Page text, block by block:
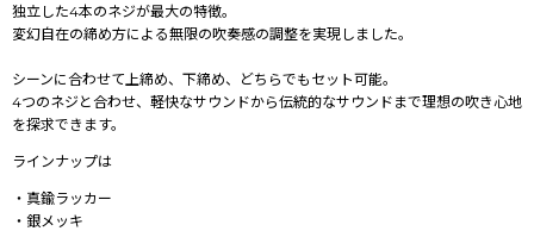
独立した4本のネジが最大の特徴。
変幻自在の締め方による無限の吹奏感の調整を実現しました。
シーンに合わせて上締め、下締め、どちらでもセット可能。
4つのネジと合わせ、軽快なサウンドから伝統的なサウンドまで理想の吹き心地
を探求できます。
ラインナップは
・真鍮ラッカー
・銀メッキ